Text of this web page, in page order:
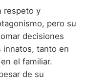
respeto y
pero su
decisiones
innatos, tanto en
el familiar.
de su